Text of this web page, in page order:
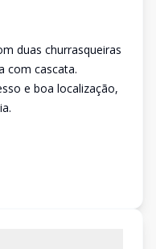
duas churrasqueiras
com cascata.
e boa localização,